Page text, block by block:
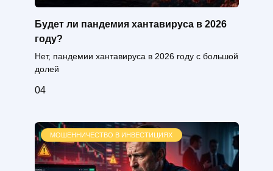
Будет ли пандемия хантавируса в 2026
году?
Нет, пандемии хантавируса в 2026 году с большой
долей
04
МОШЕННИЧЕСТВО В ИНВЕСТИЦИЯХ